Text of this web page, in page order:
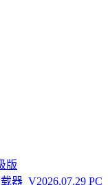
版
器_V2026.07.29 PC